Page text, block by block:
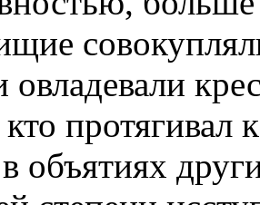
объятиях